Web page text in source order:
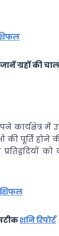
ग्रहों की
में
पूर्ति होने
शनि रिपोर्ट